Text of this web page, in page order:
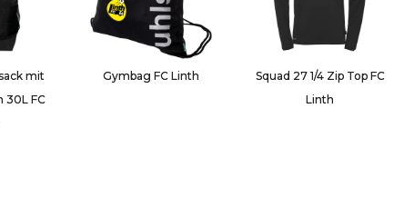
mit
30L FC
Gymbag FC Linth
Squad 27 1/4 Zip Top FC
Linth